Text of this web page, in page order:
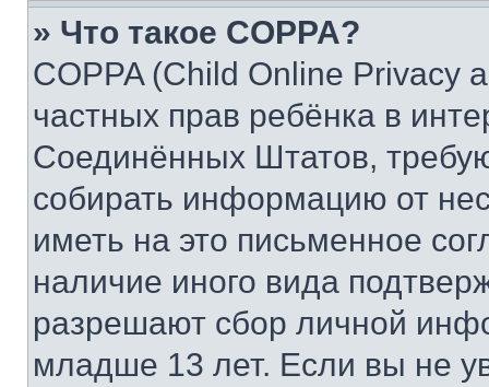
» Что такое COPPA?
COPPA (Child Online Privacy
частных прав ребёнка в
Соединённых Штатов,
собирать информацию от
иметь на это письменное
наличие иного вида
разрешают сбор личной
младше 13 лет. Если вы не